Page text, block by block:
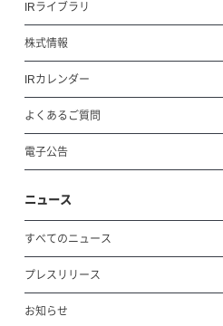
IRライブラリ
株式情報
IRカレンダー
よくあるご質問
電子公告
ニュース
すべてのニュース
プレスリリース
お知らせ